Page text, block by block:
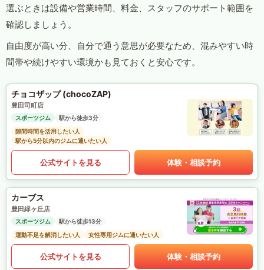
選ぶときは設備や営業時間、料金、スタッフのサポート範囲を
確認しましょう。
自由度が高い分、自分で通う意思が必要なため、混みやすい時
間帯や続けやすい環境かも見ておくと安心です。
チョコザップ (chocoZAP)
豊田司町店
スポーツジム
駅から徒歩3分
隙間時間を活用したい人
駅から5分以内のジムに通いたい人
公式サイトを見る 体験・相談予約
カーブス
豊田緑ヶ丘店
スポーツジム
駅から徒歩13分
運動不足を解消したい人
女性専用ジムに通いたい人
公式サイトを見る 体験・相談予約